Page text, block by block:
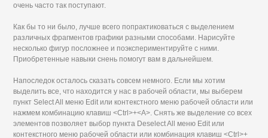
очень часто так поступают.
Как бы то ни было, лучше всего попрактиковаться с выделением
различных фрагментов графики разными способами. Нарисуйте
несколько фигур посложнее и поэкспериментируйте с ними.
Приобретенные навыки снень помогут вам в дальнейшем.
Напоследок осталось сказать совсем немного. Если мы хотим
выделить все, что находится у нас в рабочей области, мы выберем
пункт Select All меню Edit или контекстного меню рабочей области или
нажмем комбинацию клавиш <Ctrl>+<A>. Снять же выделение со всех
элементов позволяет выбор пункта Deselect All меню Edit или
контекстного меню рабочей области или комбинация клавиш <Ctrl>+